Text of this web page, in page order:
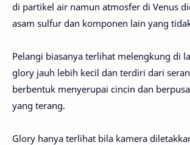
di partikel air namun atmosfer di Venus
asam sulfur dan komponen lain yang
Pelangi biasanya terlihat melengkung di
glory jauh lebih kecil dan terdiri dari
berbentuk menyerupai cincin dan
yang terang.
Glory hanya terlihat bila kamera